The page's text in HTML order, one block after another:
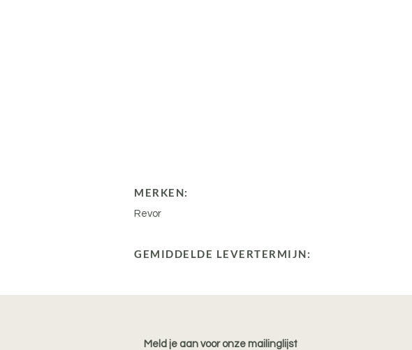
MERKEN:
Revor
GEMIDDELDE LEVERTERMIJN:
Meld je aan voor onze mailinglijst